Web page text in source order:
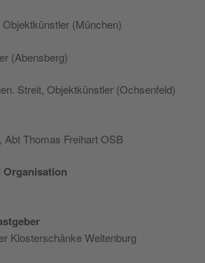
(München)
(Abens­berg)
Stre­it, Objek­tkün­stler (Ochsen­feld)
Abt Thomas Frei­hart OSB
Organ­i­sa­tion
Kloster­schänke Weltenburg